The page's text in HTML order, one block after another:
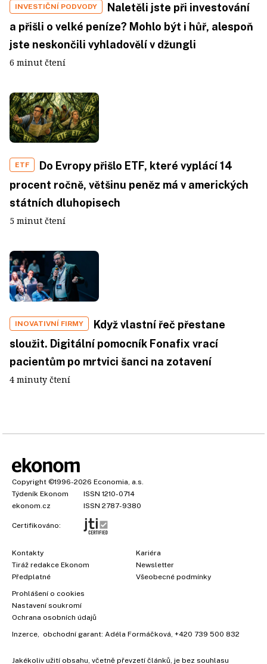
INVESTIČNÍ PODVODY
Naletěli jste při investování
a přišli o velké peníze? Mohlo být i hůř, alespoň
jste neskončili vyhladovělí v džungli
6 minut čtení
ETF
Do Evropy přišlo ETF, které vyplácí 14
procent ročně, většinu peněz má v amerických
státních dluhopisech
5 minut čtení
INOVATIVNÍ FIRMY
Když vlastní řeč přestane
sloužit. Digitální pomocník Fonafix vrací
pacientům po mrtvici šanci na zotavení
4 minuty čtení
Copyright ©1996-2026 Economia, a.s.
Týdeník Ekonom
ISSN 1210-0714
ekonom.cz
ISSN 2787-9380
Certifikováno:
Kontakty
Tiráž redakce Ekonom
Předplatné
Kariéra
Newsletter
Všeobecné podmínky
Prohlášení o cookies
Nastavení soukromí
Ochrana osobních údajů
Inzerce , obchodní garant: Adéla Formáčková +420 739 500 832
Jakékoliv užití obsahu, včetně převzetí článků, je bez souhlasu